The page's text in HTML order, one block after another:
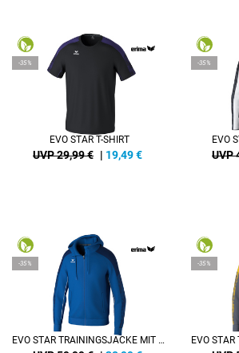
-35%
EVO STAR T-SHIRT
UVP 29,99 € | 19,49€
-35%
EVO
UVP
-35%
EVO STAR TRAININGSJACKE MIT KAPUZE
-35%